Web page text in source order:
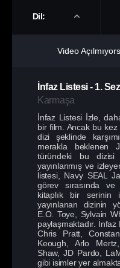
Dil:
Video
İnfaz Listesi- 1.
Karmaşa
İnfaz Listesi İzle,
bir film. Ancak bu
dizi şeklinde
merakla beklenen
türündeki bu
yayınlanmış ve
listesi, Navy SEAL
görev sırasında
kitaplık bir serinin
yayınlanan dizinin
E.O. Toye, Sylvain
paylaşmaktadır.
Chris Pratt,
Keough, Arlo
Shaw, JD Pardo,
gibi isimler yer